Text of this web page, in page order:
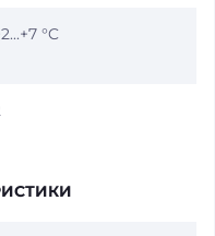
°C